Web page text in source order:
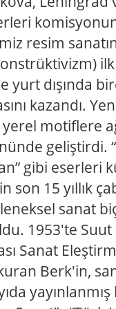
resim
dışında
kazandı.
motiflere
geliştirdi.
gibi
15 yıllık
sanat
1953'te
Sanat
Berk'in,